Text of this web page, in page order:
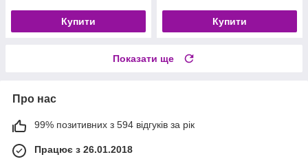
Купити Купити
Показати ще
Про нас
99% позитивних з 594 відгуків за рік
Працює з 26.01.2018